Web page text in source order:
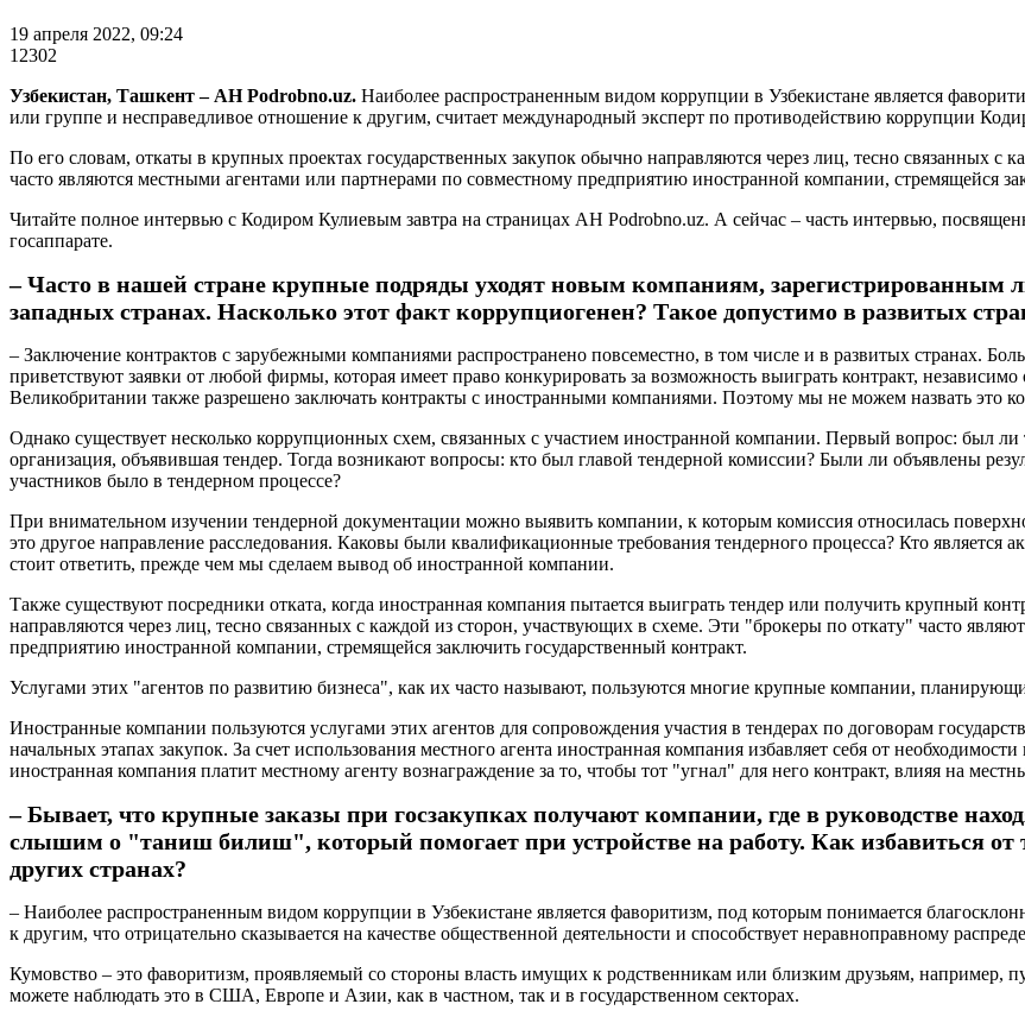
19 апреля 2022, 09:24
12302
Узбекистан, Ташкент – АН Podrobno.uz. Наиболее распространенным видом коррупции в Узбекистане является
или группе и несправедливое отношение к другим, считает международный эксперт по противодействию коррупции
По его словам, откаты в крупных проектах государственных закупок обычно направляются через лиц, тесно связанных
часто являются местными агентами или партнерами по совместному предприятию иностранной компании, стремящейся
Читайте полное интервью с Кодиром Кулиевым завтра на страницах АН Podrobno.uz. А сейчас – часть интервью,
госаппарате.
– Часто в нашей стране крупные подряды уходят новым компаниям, зарегистрированным
западных странах. Насколько этот факт коррупциогенен? Такое допустимо в развитых
– Заключение контрактов с зарубежными компаниями распространено повсеместно, в том числе и в развитых странах.
приветствуют заявки от любой фирмы, которая имеет право конкурировать за возможность выиграть контракт,
Великобритании также разрешено заключать контракты с иностранными компаниями. Поэтому мы не можем назвать это
Однако существует несколько коррупционных схем, связанных с участием иностранной компании. Первый вопрос: был ли
организация, объявившая тендер. Тогда возникают вопросы: кто был главой тендерной комиссии? Были ли объявлены
участников было в тендерном процессе?
При внимательном изучении тендерной документации можно выявить компании, к которым комиссия относилась
это другое направление расследования. Каковы были квалификационные требования тендерного процесса? Кто
стоит ответить, прежде чем мы сделаем вывод об иностранной компании.
Также существуют посредники отката, когда иностранная компания пытается выиграть тендер или получить крупный
направляются через лиц, тесно связанных с каждой из сторон, участвующих в схеме. Эти "брокеры по откату" часто
предприятию иностранной компании, стремящейся заключить государственный контракт.
Услугами этих "агентов по развитию бизнеса", как их часто называют, пользуются многие крупные компании,
Иностранные компании пользуются услугами этих агентов для сопровождения участия в тендерах по договорам
начальных этапах закупок. За счет использования местного агента иностранная компания избавляет себя от
иностранная компания платит местному агенту вознаграждение за то, чтобы тот "угнал" для него контракт, влияя на
– Бывает, что крупные заказы при госзакупках получают компании, где в руководстве
слышим о "таниш билиш", который помогает при устройстве на работу. Как избавиться от
других странах?
– Наиболее распространенным видом коррупции в Узбекистане является фаворитизм, под которым понимается
к другим, что отрицательно сказывается на качестве общественной деятельности и способствует неравноправному
Кумовство – это фаворитизм, проявляемый со стороны власть имущих к родственникам или близким друзьям, например,
можете наблюдать это в США, Европе и Азии, как в частном, так и в государственном секторах.